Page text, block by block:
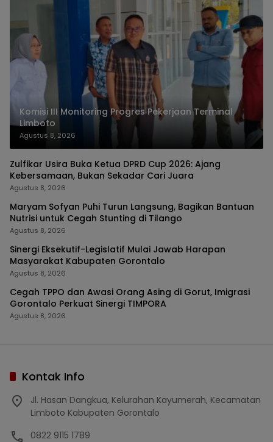
Komisi III Monitoring Progres Pekerjaan Terminal
Limboto
Agustus 8, 2026
Zulfikar Usira Buka Ketua DPRD Cup 2026: Ajang
Kebersamaan, Bukan Sekadar Cari Juara
Agustus 8, 2026
Maryam Sofyan Puhi Turun Langsung, Bagikan Bantuan
Nutrisi untuk Cegah Stunting di Tilango
Agustus 8, 2026
Sinergi Eksekutif-Legislatif Mulai Jawab Harapan
Masyarakat Kabupaten Gorontalo
Agustus 8, 2026
Cegah TPPO dan Awasi Orang Asing di Gorut, Imigrasi
Gorontalo Perkuat Sinergi TIMPORA
Agustus 8, 2026
Kontak Info
Jl. Hasan Dangkua, Kelurahan Kayumerah, Kecamatan
Limboto Kabupaten Gorontalo
0822 9115 1789